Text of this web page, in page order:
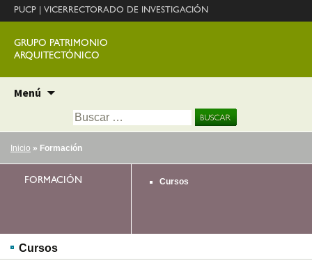
PUCP VICERRECTORADO DE INVESTIGACIÓN
GRUPO PATRIMONIO
ARQUITECTÓNICO
Menú
contenido
Buscar:
Inicio » Formación
FORMACIÓN Cursos
Cursos